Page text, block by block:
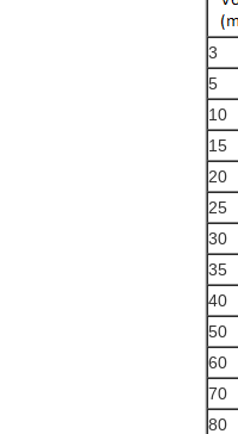
3
5
10
15
20
25
30
35
40
50
60
70
80